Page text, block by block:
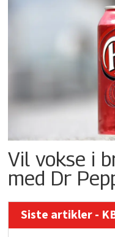
Vil vokse i
med Dr
Siste artikler -